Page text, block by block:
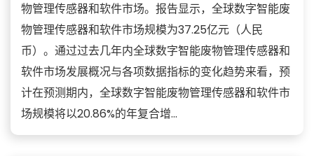
物管理传感器和软件市场。报告显示，全球数字智能废
物管理传感器和软件市场规模为37.25亿元（人民
币）。通过过去几年内全球数字智能废物管理传感器和
软件市场发展概况与各项数据指标的变化趋势来看，预
计在预测期内，全球数字智能废物管理传感器和软件市
场规模将以20.86%的年复合增...